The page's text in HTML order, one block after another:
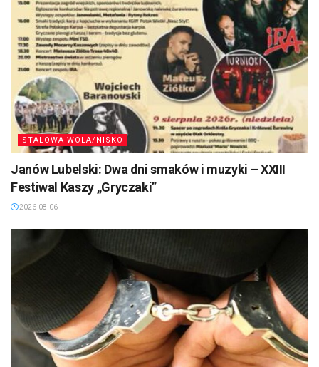
STALOWA WOLA/NISKO
Janów Lubelski: Dwa dni smaków i muzyki – XXIII
Festiwal Kaszy „Gryczaki”
2026-08-06